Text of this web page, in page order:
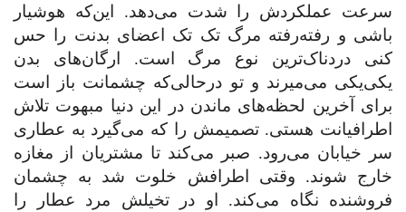
سرعت عملکردش را شدت می‌دهد. این‌که هوشیار
باشی و رفته‌رفته مرگ تک تک اعضای بدنت را حس
کنی دردناک‌ترین نوع مرگ است. ارگان‌های بدن
یکی‌یکی می‌میرند و تو درحالی‌که چشمانت باز است
برای آخرین لحظه‌های ماندن در این دنیا مبهوت تلاش
اطرافیانت هستی. تصمیمش را که می‌گیرد به عطاری
سر خیابان می‌رود. صبر می‌کند تا مشتریان از مغازه
خارج شوند. وقتی اطرافش خلوت شد به چشمان
فروشنده نگاه می‌کند. او در تخیلش مرد عطار را